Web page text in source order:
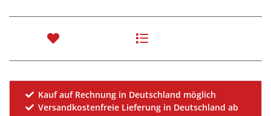
Kauf auf Rechnung in Deutschland möglich
Versandkostenfreie Lieferung in Deutschland ab